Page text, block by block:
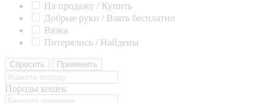
На продажу / Купить
Добрые руки / Взять бесплатно
Вязка
Потерялись / Найдены
Сбросить Применить
Породы кошек